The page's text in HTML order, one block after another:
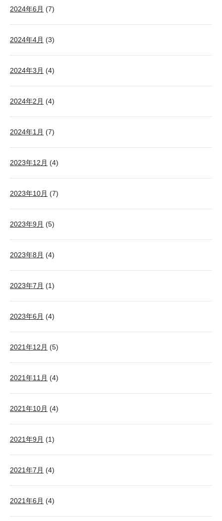
2024年6月 (7)
2024年4月 (3)
2024年3月 (4)
2024年2月 (4)
2024年1月 (7)
2023年12月 (4)
2023年10月 (7)
2023年9月 (5)
2023年8月 (4)
2023年7月 (1)
2023年6月 (4)
2021年12月 (5)
2021年11月 (4)
2021年10月 (4)
2021年9月 (1)
2021年7月 (4)
2021年6月 (4)